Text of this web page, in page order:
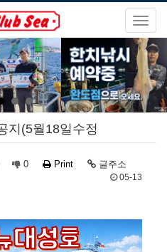
지(5월18일수정
0 Print 글주소
05-13